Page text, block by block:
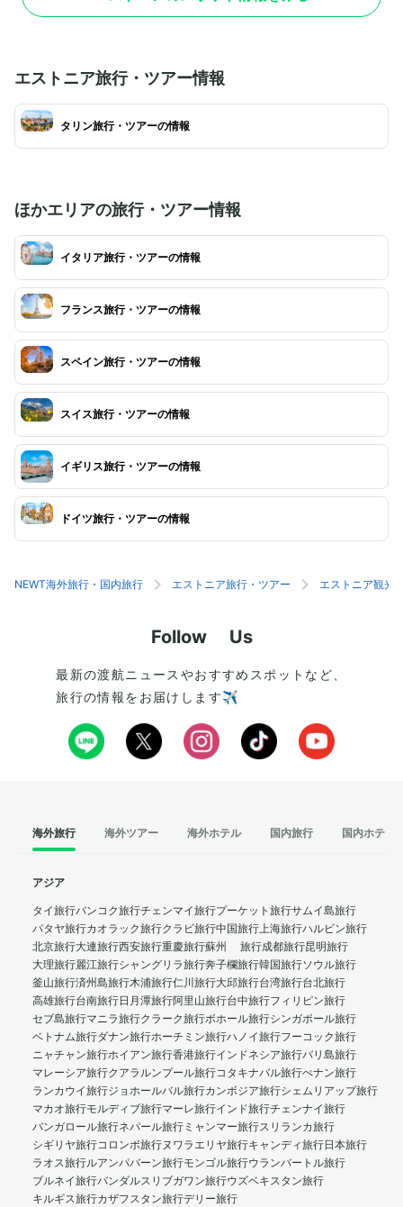
観光客が魅了されています。歴史的にはロシアの
人気です。無料で入場できるため、気軽に見学を
楽しめるのも魅力的。ただし、内部はツアーをの
ぞいて撮影禁止となっており、厳かな雰囲気の中
で歴史的建造物の美しさを堪能できます。
館、さらには日本庭
は特に美しい景色
エストニア旅行・ツアー情報
タリン旅行・ツアーの情報
ほかエリアの旅行・ツアー情報
イタリア旅行・ツアーの情報
フランス旅行・ツアーの情報
スペイン旅行・ツアーの情報
スイス旅行・ツアーの情報
イギリス旅行・ツアーの情報
ドイツ旅行・ツアーの情報
NEWT海外旅行・国内旅行 エストニア旅行・ツアー エストニア観光
Follow Us
最新の渡航ニュースやおすすめスポットなど、
旅行の情報をお届けします✈️
海外旅行 海外ツアー 海外ホテル 国内旅行 国内ホテル
アジア
タイ旅行バンコク旅行チェンマイ旅行プーケット旅行サムイ島旅行
パタヤ旅行カオラック旅行クラビ旅行中国旅行上海旅行ハルビン旅行
北京旅行大連旅行西安旅行重慶旅行蘇州 旅行成都旅行昆明旅行
大理旅行麗江旅行シャングリラ旅行奔子欄旅行韓国旅行ソウル旅行
釜山旅行済州島旅行木浦旅行仁川旅行大邱旅行台湾旅行台北旅行
高雄旅行台南旅行日月潭旅行阿里山旅行台中旅行フィリピン旅行
セブ島旅行マニラ旅行クラーク旅行ボホール旅行シンガポール旅行
ベトナム旅行ダナン旅行ホーチミン旅行ハノイ旅行フーコック旅行
ニャチャン旅行ホイアン旅行香港旅行インドネシア旅行バリ島旅行
マレーシア旅行クアラルンプール旅行コタキナバル旅行ぺナン旅行
ランカウイ旅行ジョホールバル旅行カンボジア旅行シェムリアップ旅行
マカオ旅行モルディブ旅行マーレ旅行インド旅行チェンナイ旅行
バンガロール旅行ネパール旅行 ミャンマー旅行スリランカ旅行
シギリヤ旅行コロンボ旅行ヌワラエリヤ旅行キャンディ旅行日本旅行
ラオス旅行ルアンパバーン旅行モンゴル旅行ウランバートル旅行
ブルネイ旅行バンダルスリブガワン旅行ウズベキスタン旅行
キルギス旅行カザフスタン旅行デリー旅行